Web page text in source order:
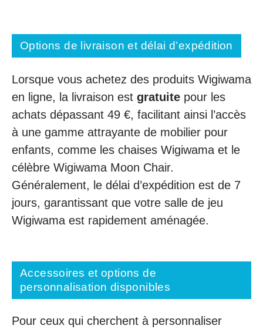
Options de livraison et délai d’expédition
Lorsque vous achetez des produits Wigiwama
en ligne, la livraison est gratuite pour les
achats dépassant 49 €, facilitant ainsi l’accès
à une gamme attrayante de mobilier pour
enfants, comme les chaises Wigiwama et le
célèbre Wigiwama Moon Chair.
Généralement, le délai d’expédition est de 7
jours, garantissant que votre salle de jeu
Wigiwama est rapidement aménagée.
Accessoires et options de
personnalisation disponibles
Pour ceux qui cherchent à personnaliser